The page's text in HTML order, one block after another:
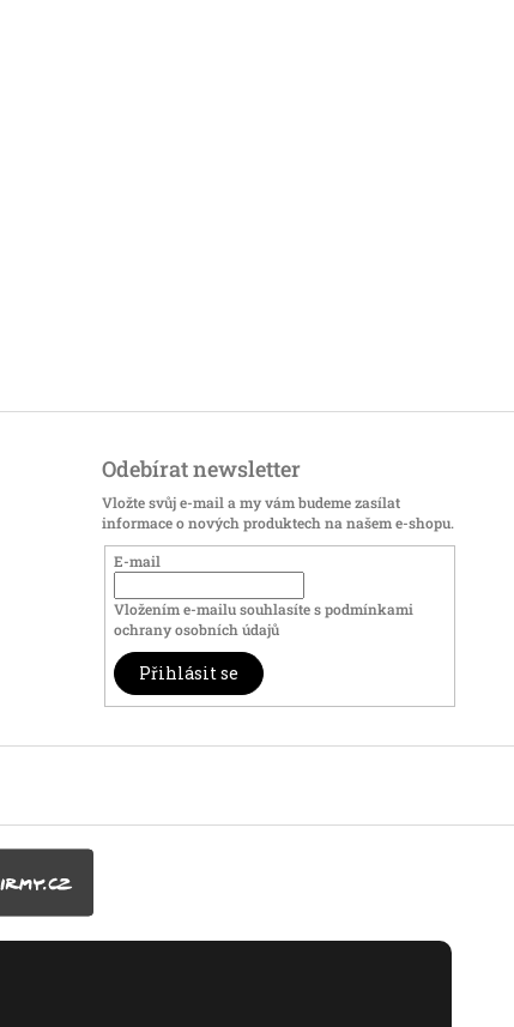
Odebírat newsletter
Vložte svůj e-mail a my vám budeme zasílat
informace o nových produktech na našem e-shopu.
E-mail
Vložením e-mailu souhlasíte spodmínkami
ochrany osobních údajů
Přihlásit se